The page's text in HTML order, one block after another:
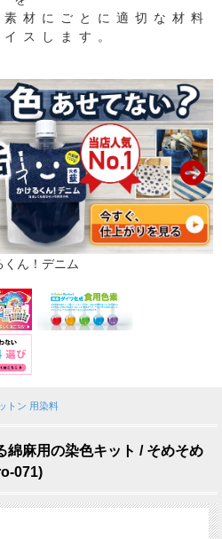
トン 用染料
綿麻用の染色キット / そめそめ
071)